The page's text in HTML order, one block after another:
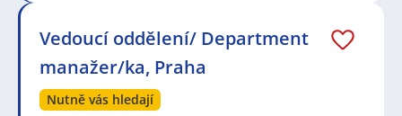
Vedoucí oddělení/ Department
manažer/ka, Praha
Nutně vás hledají